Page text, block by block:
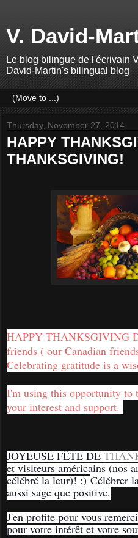
V. David-
Le blog bilingue de l'écrivain
David-Martin's bilingual blog
Thursday, November 27, 2014
HAPPY
THANKSGIVING!
HAPPY THANKSGIVING
friends ( our Canadian
Celebrating gratitude is a
I'm using this opportunity to
your interest and support.
JOYEUSE FÊTE DE
et visiteurs américains (nos
célébré la leur)! :)Célébrer
aussi sage que positive.
J'en profite pour vous
pour votre intérêt et votre